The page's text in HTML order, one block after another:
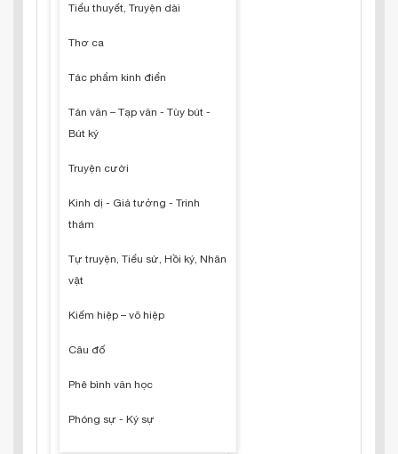
Tiểu thuyết, Truyện dài
Thơ ca
Tác phẩm kinh điển
Tản văn – Tạp văn - Tùy bút -
Bút ký
Truyện cười
Kinh dị - Giả tưởng - Trinh
thám
Tự truyện, Tiểu sử, Hồi ký, Nhân
vật
Kiếm hiệp – võ hiệp
Câu đố
Phê bình văn học
Phóng sự - Ký sự